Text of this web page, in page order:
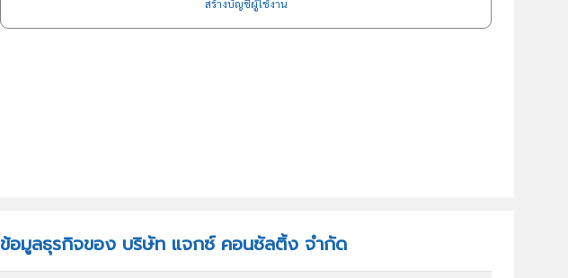
สร้างบัญชีผู้ใช้งาน
ข้อมูลธุรกิจของ บริษัท แจกซ์ คอนซัลติ้ง จำกัด